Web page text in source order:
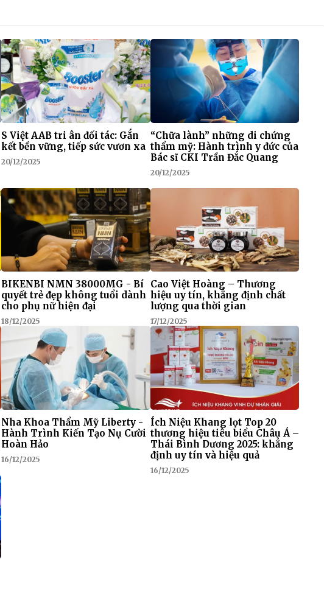
S Việt AAB tri ân đối tác: Gắn
kết bền vững, tiếp sức vươn xa
20/12/2025
“Chữa lành” những di chứng
thẩm mỹ: Hành trình y đức của
Bác sĩ CKI Trần Đắc Quang
20/12/2025
BIKENBI NMN 38000MG - Bí
quyết trẻ đẹp không tuổi dành
cho phụ nữ hiện đại
18/12/2025
Cao Việt Hoàng – Thương
hiệu uy tín, khẳng định chất
lượng qua thời gian
17/12/2025
Nha Khoa Thẩm Mỹ Liberty -
Hành Trình Kiến Tạo Nụ Cười
Hoàn Hảo
16/12/2025
Ích Niệu Khang lọt Top 20
thương hiệu tiêu biểu Châu Á –
Thái Bình Dương 2025: khẳng
định uy tín và hiệu quả
16/12/2025